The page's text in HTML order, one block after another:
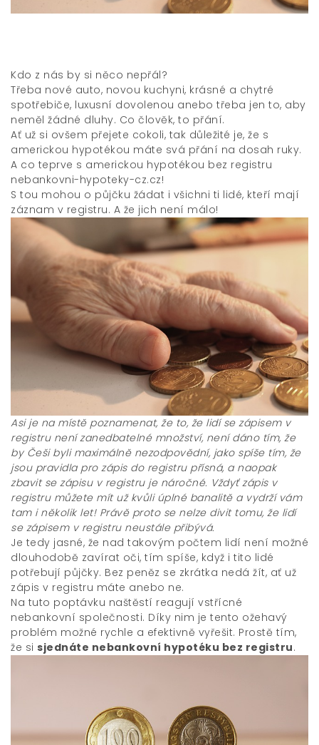
Kdo z nás by si něco nepřál?
Třeba nové auto, novou kuchyni, krásné a chytré
spotřebiče, luxusní dovolenou anebo třeba jen to, aby
neměl žádné dluhy. Co člověk, to přání.
Ať už si ovšem přejete cokoli, tak důležité je, že s
americkou hypotékou máte svá přání na dosah ruky.
A co teprve s americkou hypotékou bez registru
nebankovni-hypoteky-cz.cz!
S tou mohou o půjčku žádat i všichni ti lidé, kteří mají
záznam v registru. A že jich není málo!
Asi je na místě poznamenat, že to, že lidí se zápisem v
registru není zanedbatelné množství, není dáno tím, že
by Češi byli maximálně nezodpovědní, jako spíše tím, že
jsou pravidla pro zápis do registru přísná, a naopak
zbavit se zápisu v registru je náročné. Vždyť zápis v
registru můžete mít už kvůli úplné banalitě a vydrží vám
tam i několik let! Právě proto se nelze divit tomu, že lidí
se zápisem v registru neustále přibývá.
Je tedy jasné, že nad takovým počtem lidí není možné
dlouhodobě zavírat oči, tím spíše, když i tito lidé
potřebují půjčky. Bez peněz se zkrátka nedá žít, ať už
zápis v registru máte anebo ne.
Na tuto poptávku naštěstí reagují vstřícné
nebankovní společnosti. Díky nim je tento ožehavý
problém možné rychle a efektivně vyřešit. Prostě tím,
že si sjednáte nebankovní hypotéku bez registru.